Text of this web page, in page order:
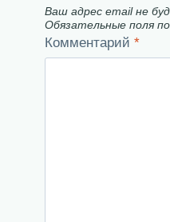
Ваш адрес email не
Обязательные поля
Комментарий *